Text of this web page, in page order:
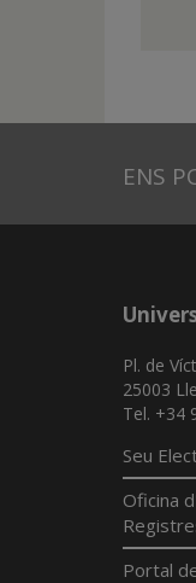
ENS
Pl. de
25003
Tel. +34
Seu
Oficina
Portal